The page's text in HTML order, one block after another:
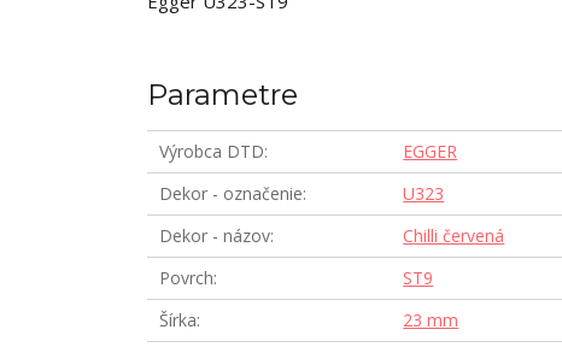
Parametre
Výrobca DTD
EGGER
Dekor - označenie
U323
Dekor - názov
Chilli červená
Povrch
ST9
Šírka
23 mm